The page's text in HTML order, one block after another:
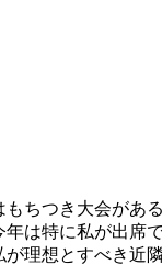
ちつき大会がある
は特に私が出席
理想とすべき近